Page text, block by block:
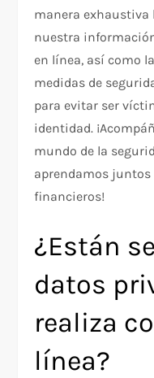
manera
nuestra
en línea, así como
medidas de
para evitar ser
identidad.
mundo de la
aprendamos
financieros!
¿Están
datos
realiza
línea?